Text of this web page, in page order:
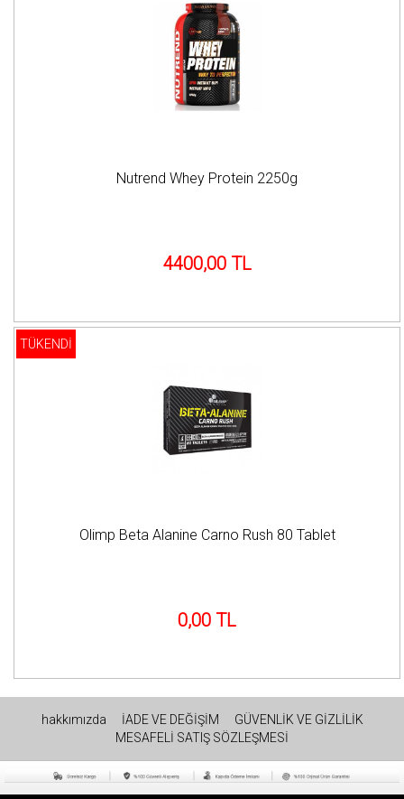
Nutrend Whey Protein 2250g
4400,00 TL
TÜKENDİ
Olimp Beta Alanine Carno Rush 80 Tablet
0,00 TL
hakkımızda İADE VE DEĞİŞİM
GÜVENLİK VE GİZLİLİK
MESAFELİ SATIŞ SÖZLEŞMESİ